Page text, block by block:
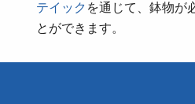
テイック を通じて、鉢物が
とができます。